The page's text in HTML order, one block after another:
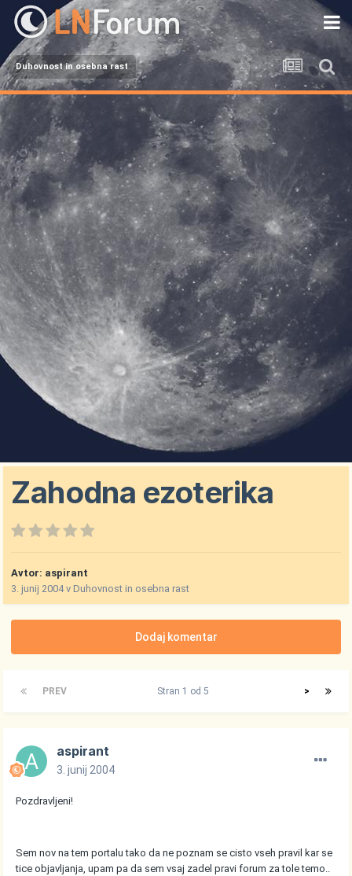
Duhovnost in osebna rast
Zahodna ezoterika
Avtor: aspirant
3. junij 2004vDuhovnost in osebna rast
Dodaj komentar
PREV >
Stran 1 od 5
aspirant
3. junij 2004
Pozdravljeni!
Sem nov na tem portalu tako da ne poznam se cisto vseh pravil kar se
tice objavljanja, upam pa da sem vsaj zadel pravi forum za tole temo..